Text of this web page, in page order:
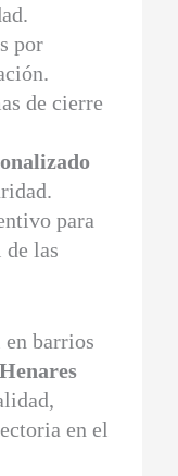
por
de cierre
para
las
barrios
en el